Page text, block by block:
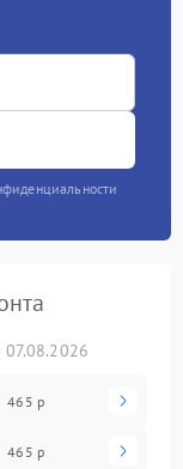
465 р
465 р